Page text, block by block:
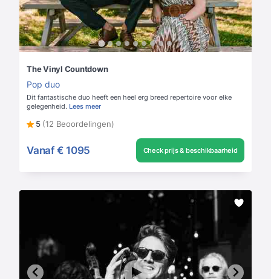
The Vinyl Countdown
Pop duo
Dit fantastische duo heeft een heel erg breed repertoire voor elke
gelegenheid. Lees meer
5 (12 Beoordelingen)
Vanaf € 1095 Check prijs & beschikbaarheid